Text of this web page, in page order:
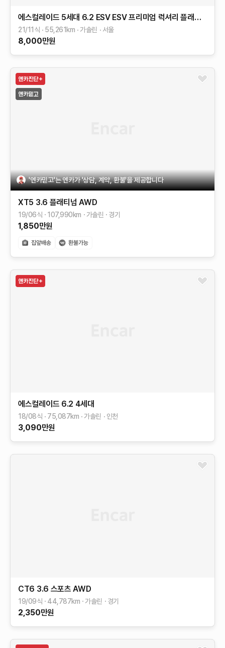
에스컬레이드 5세대 6.2 ESV ESV 프리미엄 럭셔리 플래티넘
21/11식 55,261 km 가솔린 서울
8,000만원
'엔카믿고'는 엔카가 '상담, 계약, 환불'을 제공합니다
XT5 3.6 플래티넘 AWD
19/06식 107,990km 가솔린 경기
1,850만원
에스컬레이드 6.2 4세대
18/08식 75,087km 가솔린 인천
3,090만원
CT6 3.6 스포츠 AWD
19/09식 44,787km 가솔린 경기
2,350만원